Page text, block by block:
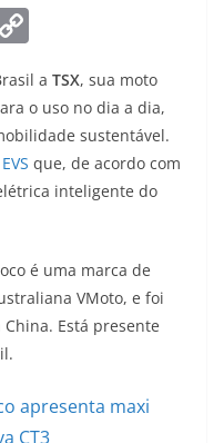
o
p
y
Li
n
a TSX, sua moto
o uso no dia a dia,
sustentável.
que, de acordo com
inteligente do
é uma marca de
VMoto, e foi
Está presente
apresenta maxi
CT3